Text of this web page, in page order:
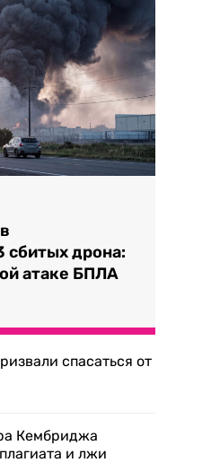
сбитых дрона:
атаке БПЛА
спасаться от
Кембриджа
и лжи